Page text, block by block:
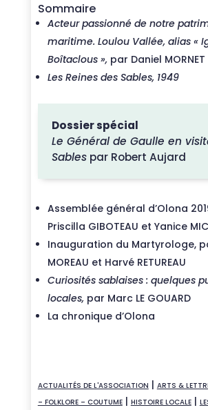
Sommaire
Acteur passionné de notre
maritime. Loulou Vallée, alias «
Boîtaclous », par Daniel MORNET
Les Reines des Sables, 1949
Dossier spécial
Le Général de Gaulle en
Sablespar Robert Aujard
Assemblée général d’Olona
Priscilla GIBOTEAU et Yanice
Inauguration du Martyrologe,
MOREAU et Harvé RETUREAU
Curiosités sablaises : quelques
locales, par Marc LE GOUARD
La chronique d’Olona
ACTUALITÉS DE L'ASSOCIATION | ARTS &
– FOLKLORE – COUTUME| HISTOIRE LOCALE|